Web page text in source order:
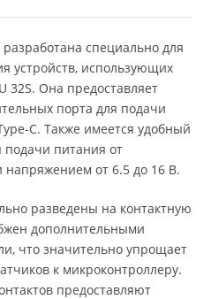
специально для
устройств, использующих
32S. Она предоставляет
порта для подачи
C. Также имеется удобный
подачи питания от
напряжением от 6.5 до 16 В.
разведены на контактную
дополнительными
что значительно упрощает
к микроконтроллеру.
предоставляют